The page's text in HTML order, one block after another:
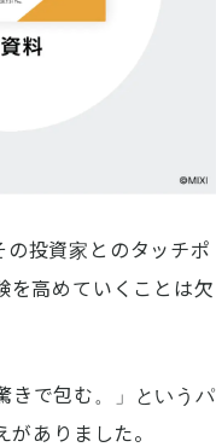
投資家とのタッチポ
を高めていくことは欠
きで包む。」というパ
ありました。